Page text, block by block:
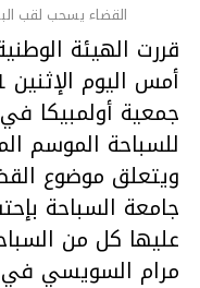
القضاء يسحب لقب
قررت الهيئة
جمعية أولمبيكا
للسباحة الموسم
ويتعلق موضوع
جامعة السباحة
عليها كل من
مرام السويسي في